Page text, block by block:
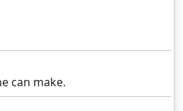
can make.